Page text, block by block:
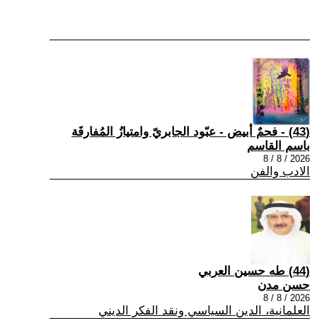
(43) - فحمٌ أبيض - عبّود الجابريّ وامتيازُ المُفارقَة
باسم القاسم
2026 / 8 / 8
الادب والفن
(44) طه حسين العربي
حسن مدن
2026 / 8 / 8
العلمانية، الدين السياسي ونقد الفكر الديني